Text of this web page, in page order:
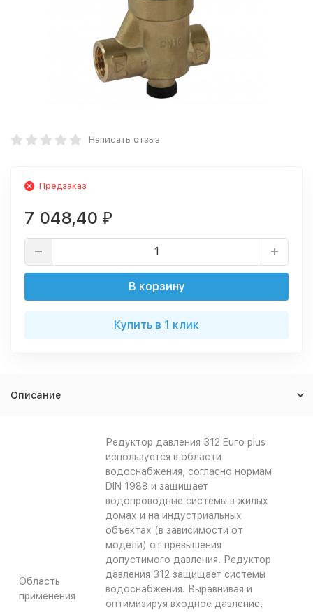
Написать отзыв
Предзаказ
7 048,40 ₽
В корзину
Купить в 1 клик
Описание
Область
применения
Редуктор давления 312 Euгo plus
используется в области
водоснабжения, согласно нормам
DIN 1988 и защищает
водопроводные системы в жилых
домах и на индустриальных
объектах (в зависимости от
модели) от превышения
допустимого давления. Редуктор
давления 312 защищает системы
водоснабжения. Выравнивая и
оптимизируя входное давление,